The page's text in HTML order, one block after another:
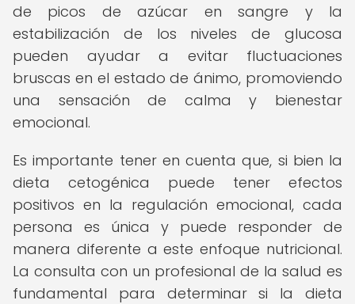
de picos de azúcar en sangre y la
estabilización de los niveles de glucosa
pueden ayudar a evitar fluctuaciones
bruscas en el estado de ánimo, promoviendo
una sensación de calma y bienestar
emocional.
Es importante tener en cuenta que, si bien la
dieta cetogénica puede tener efectos
positivos en la regulación emocional, cada
persona es única y puede responder de
manera diferente a este enfoque nutricional.
La consulta con un profesional de la salud es
fundamental para determinar si la dieta